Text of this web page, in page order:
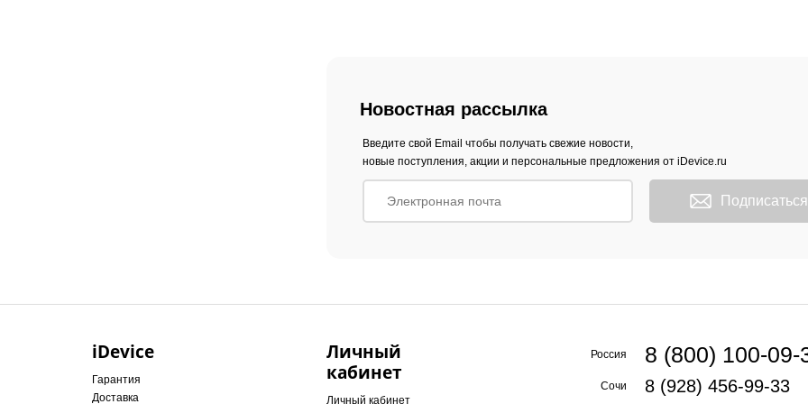
Новостная рассылка
Введите свой Email чтобы получать свежие новости,
новые поступления, акции и персональные предложения от iDevice.ru
Подписаться
iDevice
Гарантия
Доставка
Личный
кабинет
Личный кабинет
Россия 8 (800) 100-09-
Сочи 8 (928) 456-99-33